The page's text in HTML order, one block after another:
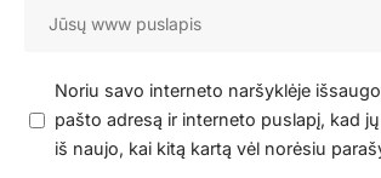
Noriu savo interneto naršyklėje
pašto adresą ir interneto puslapį, kad
iš naujo, kai kitą kartą vėl norėsiu